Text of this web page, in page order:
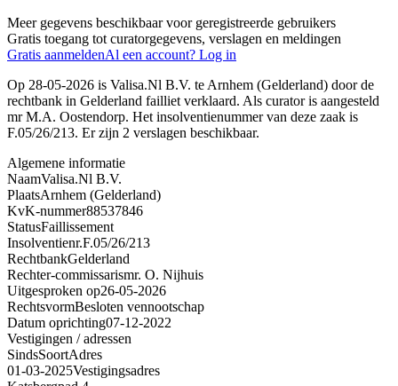
Meer gegevens beschikbaar voor geregistreerde gebruikers
Gratis toegang tot curatorgegevens, verslagen en meldingen
Gratis aanmeldenAl een account? Log in
Op 28-05-2026 is Valisa.Nl B.V. te Arnhem (Gelderland) door de
rechtbank in Gelderland failliet verklaard. Als curator is aangesteld
mr M.A. Oostendorp. Het insolventienummer van deze zaak is
F.05/26/213. Er zijn 2 verslagen beschikbaar.
Algemene informatie
NaamValisa.Nl B.V.
PlaatsArnhem (Gelderland)
KvK-nummer88537846
StatusFaillissement
Insolventienr.F.05/26/213
RechtbankGelderland
Rechter-commissarismr. O. Nijhuis
Uitgesproken op26-05-2026
RechtsvormBesloten vennootschap
Datum oprichting07-12-2022
Vestigingen / adressen
SindsSoortAdres
01-03-2025Vestigingsadres